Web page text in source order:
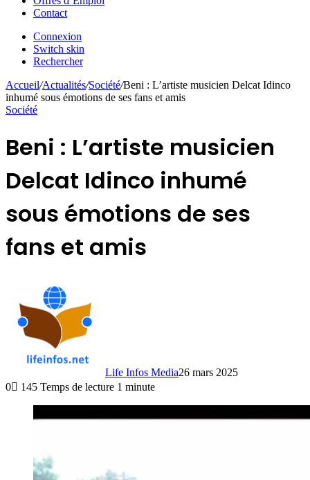
Contact
Connexion
Switch skin
Rechercher
Accueil/Actualités/Société/Beni : L’artiste musicien Delcat Idinco
inhumé sous émotions de ses fans et amis
Société
Beni : L’artiste musicien
Delcat Idinco inhumé
sous émotions de ses
fans et amis
Life Infos Media26 mars 2025
0
145 Temps de lecture 1 minute